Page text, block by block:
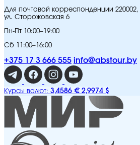
Для почтовой корреспонденции 220002,
ул. Сторожовская 6
Пн-Пт 10:00–19:00
Сб 11:00–16:00
+375 17 3 666 555 info@abstour.by
Курсы валют: 3,4586 € 2,9974 $